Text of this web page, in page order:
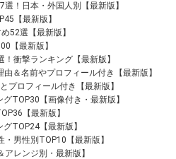
！日本・外国人別【最新版】
【最新版】
52選【最新版】
【最新版】
衝撃ランキング【最新版】
＆名前やプロフィール付き【最新版】
プロフィール付き【最新版】
TOP30【画像付き・最新版】
【最新版】
TOP24【最新版】
・男性別TOP10【最新版】
レンジ別・最新版】